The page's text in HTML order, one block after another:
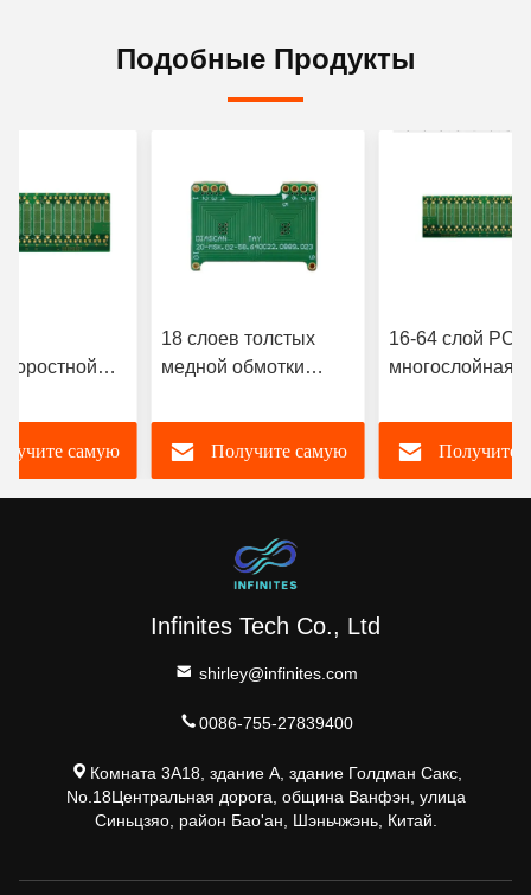
Подобные Продукты
самую
18 слоев толстых
медной обмотки
карта частный лейбл
Получите самую
16-64 слой PCB
многослойная
искусственный
интеллект 5g
Получите
Infinites Tech Co., Ltd
shirley@infinites.com
0086-755-27839400
Комната 3А18, здание А, здание Голдман Сакс,
No.18Центральная дорога, община Ванфэн, улица
Синьцзяо, район Бао'ан, Шэньчжэнь, Китай.